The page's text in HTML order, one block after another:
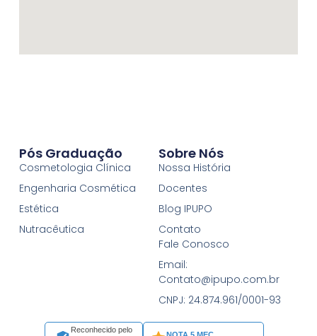
Reconhecido pelo
Pós Graduação
Cosmetologia Clínica
Engenharia Cosmética
Estética
Nutracêutica
Sobre Nós
Nossa História
Docentes
Blog IPUPO
Contato
Fale Conosco
Email:
Contato@ipupo.com.br
CNPJ: 24.874.961/0001-93